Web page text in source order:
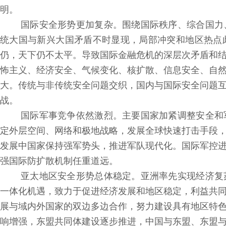
明。
国际安全形势更加复杂。围绕国际秩序、综合国
统大国与新兴大国矛盾不时显现，局部冲突和地区热
仍，天下仍不太平。导致国际金融危机的深层次矛盾和
怖主义、经济安全、气候变化、核扩散、信息安全、自
大。传统与非传统安全问题交织，国内与国际安全问题
战。
国际军事竞争依然激烈。主要国家加紧调整安全
定外层空间、网络和极地战略，发展全球快速打击手段
发展中国家保持强军势头，推进军队现代化。国际军控
强国际防扩散机制任重道远。
亚太地区安全形势总体稳定。亚洲率先实现经济
一体化机遇，致力于促进经济发展和地区稳定，利益共
展与域内外国家的双边多边合作，努力建设具有地区特
响增强，东盟共同体建设逐步推进，中国与东盟、东盟